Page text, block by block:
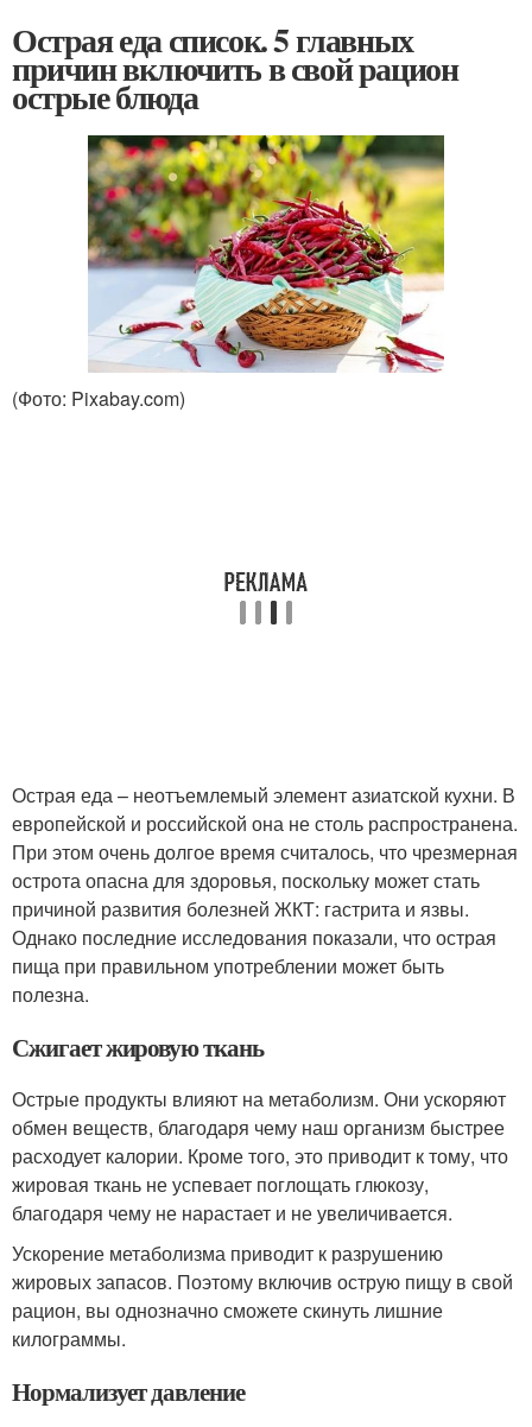
Острая еда список. 5 главных
причин включить в свой рацион
острые блюда
(Фото: Pixabay.com)
Острая еда – неотъемлемый элемент азиатской кухни. В
европейской и российской она не столь распространена.
При этом очень долгое время считалось, что чрезмерная
острота опасна для здоровья, поскольку может стать
причиной развития болезней ЖКТ: гастрита и язвы.
Однако последние исследования показали, что острая
пища при правильном употреблении может быть
полезна.
Сжигает жировую ткань
Острые продукты влияют на метаболизм. Они ускоряют
обмен веществ, благодаря чему наш организм быстрее
расходует калории. Кроме того, это приводит к тому, что
жировая ткань не успевает поглощать глюкозу,
благодаря чему не нарастает и не увеличивается.
Ускорение метаболизма приводит к разрушению
жировых запасов. Поэтому включив острую пищу в свой
рацион, вы однозначно сможете скинуть лишние
килограммы.
Нормализует давление